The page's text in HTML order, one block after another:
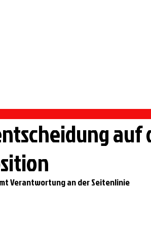
auf
Verantwortung an der Seitenlinie